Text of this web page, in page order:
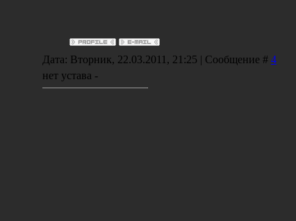
Дата: Вторник, 22.03.2011, 21:25 | Сообщение # 4
нет устава -